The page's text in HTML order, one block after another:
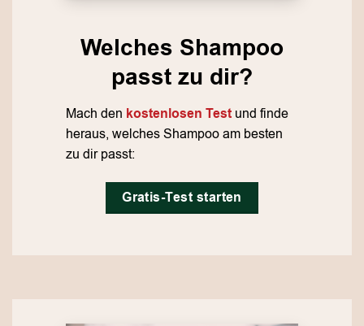
Welches Shampoo
passt zu dir?
Mach den kostenlosen Testund finde
heraus, welches Shampoo am besten
zu dir passt:
Gratis-Test starten